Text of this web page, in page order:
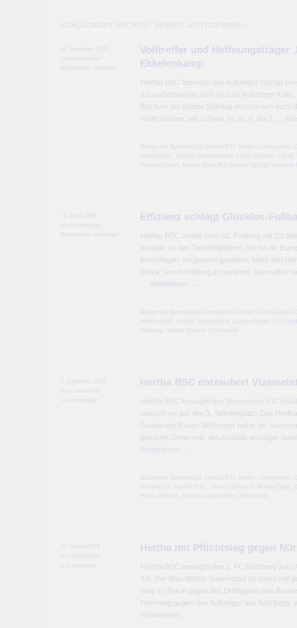
20. September 2021
von Linienrichter
Kommentare deaktiviert
Hoffnungsträger
Ekkelenkamp
Volltreffer und Hoffnungsträger
Ekkelenkamp
Hertha BSC besiegte den Aufsteiger SpVgg
2:1 und mauserte sich so zum Aufsteiger-Killer.
Bochum am letzten Spieltag musste nun auch
Fürth erleben, wie schwer es ist, in der 1. …
Kategorien: Bundesliga Hertha BSC Berlin | Schlagwörter:
Hertha BSC
Jurgen Ekkelenkamp Linus Gechter Lucas
Marton Dardai
Niklas Stark Pal Dardai SpVgg Greuther
11. März 2019
von Linienrichter
Kommentare deaktiviert
Effizienz schlägt Glücklos-
Hertha BSC wurde vom SC Freiburg mit 2:1
Kontakt zu den Tabellenplätzen, die für die
berechtigen. Insgesamt gesehen, fehlte den
Glück, um in Freiburg zu punkten. Denn allzu
… Weiterlesen →
Kategorien: Bundesliga Hertha BSC Berlin | Schlagwörter:
Hertha BSC
Jordan Torunarigha Lukas Klünter Pal
Freiburg
Vedad Ibisevic Permalink
3. September 2018
von Linienrichter
1 Kommentar
Hertha BSC entzaubert
Hertha BSC besiegte den Vizemeister FC
rauscht vor auf den 3. Tabellenplatz. Das
Dardai und Rainer Widmayer hat in der
geleistet. Denn trotz des Ausfalls wichtiger
Weiterlesen →
Kategorien: Bundesliga Hertha BSC Berlin | Schlagwörter:
Schalke 04
Hertha BSC Javeiro Dilrosun Marko Grujic
Rune Jarstein
Sascha Stegemann Permalink
27. August 2018
von Linienrichter
1 Kommentar
Hertha mit Pflichtsieg gegen
Hertha BSC besiegte den 1. FC Nürnberg zum
1:0. Der Blau-Weiße-Saisonstart ist damit voll
Sieg im Pokal gegen den Drittligisten aus
Heimsieg gegen den Aufsteiger aus Nürnberg.
Weiterlesen →